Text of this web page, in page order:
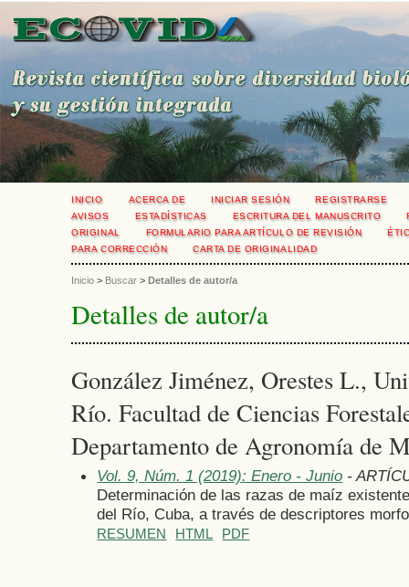
INICIO ACERCA DE INICIAR SESIÓN
REGISTRARSE
AVISOS
ESTADÍSTICAS ESCRITURA DEL MANUSCRITO
ORIGINAL
FORMULARIO PARA ARTÍCULO DE REVISIÓN
PARA CORRECCIÓN
CARTA DE ORIGINALIDAD
Inicio > Buscar >Detalles de autor/a
Detalles de autor/a
González Jiménez, Orestes L.,
Río. Facultad de Ciencias
Departamento de Agronomía de
Vol. 9, Núm. 1 (2019): Enero - Junio -
Determinación de las razas de maíz
del Río, Cuba, a través de descriptores
RESUMEN HTML PDF